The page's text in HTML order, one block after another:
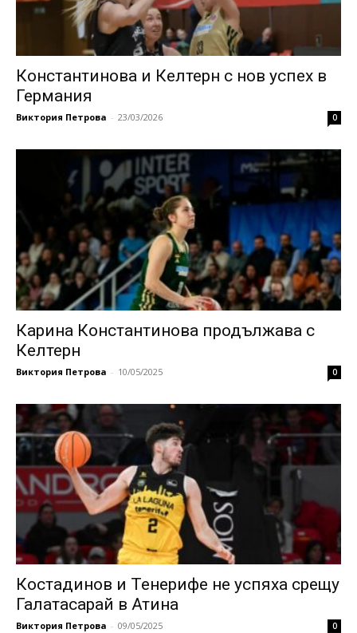
Константинова и Келтерн с нов успех в
Германия
Виктория Петрова - 23/03/2026 0
Карина Константинова продължава с
Келтерн
Виктория Петрова - 10/05/2025 0
Костадинов и Тенерифе не успяха срещу
Галатасарай в Атина
Виктория Петрова - 09/05/2025 0